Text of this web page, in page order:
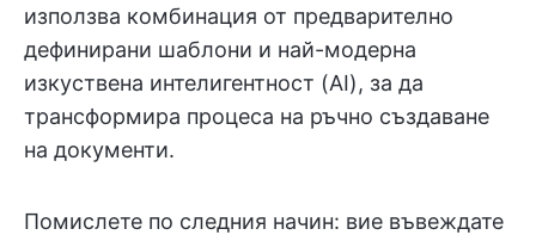
използва комбинация от предварително
дефинирани шаблони и най-модерна
изкуствена интелигентност (AI), за да
трансформира процеса на ръчно създаване
на документи.
Помислете по следния начин: вие въвеждате